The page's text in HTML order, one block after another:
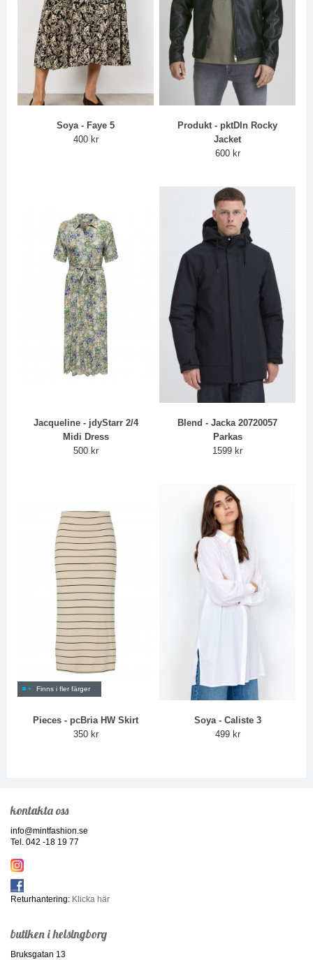
Soya - Faye 5
400 kr
Produkt - pktDln Rocky
Jacket
600 kr
Jacqueline - jdyStarr 2/4
Midi Dress
500 kr
Blend - Jacka 20720057
Parkas
1599 kr
Finns i fler färger
Pieces - pcBria HW Skirt
350 kr
Soya - Caliste 3
499 kr
kontakta oss
info@mintfashion.se
Tel. 042 -18 19 77
Returhantering: Klicka här
butiken i helsingborg
Bruksgatan 13